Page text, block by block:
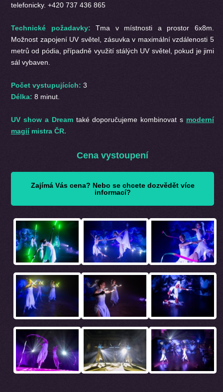
telefonicky. +420 737 436 865
Technické požadavky: Tma v místnosti a prostor 6x8m.
Možnost zapojení UV světel, zásuvka v maximální vzdálenosti 5
metrů od pódia, případně využití stálých UV světel, pokud je jimi
sál vybaven.
Počet vystupujících: 3
Délka: 8 minut.
UV show a Dream také doporučujeme kombinovat s moderní
magiímistra ČR.
Cena vystoupení
Zajímá Vás cena? Nebo se chcete dozvědět více
informací?